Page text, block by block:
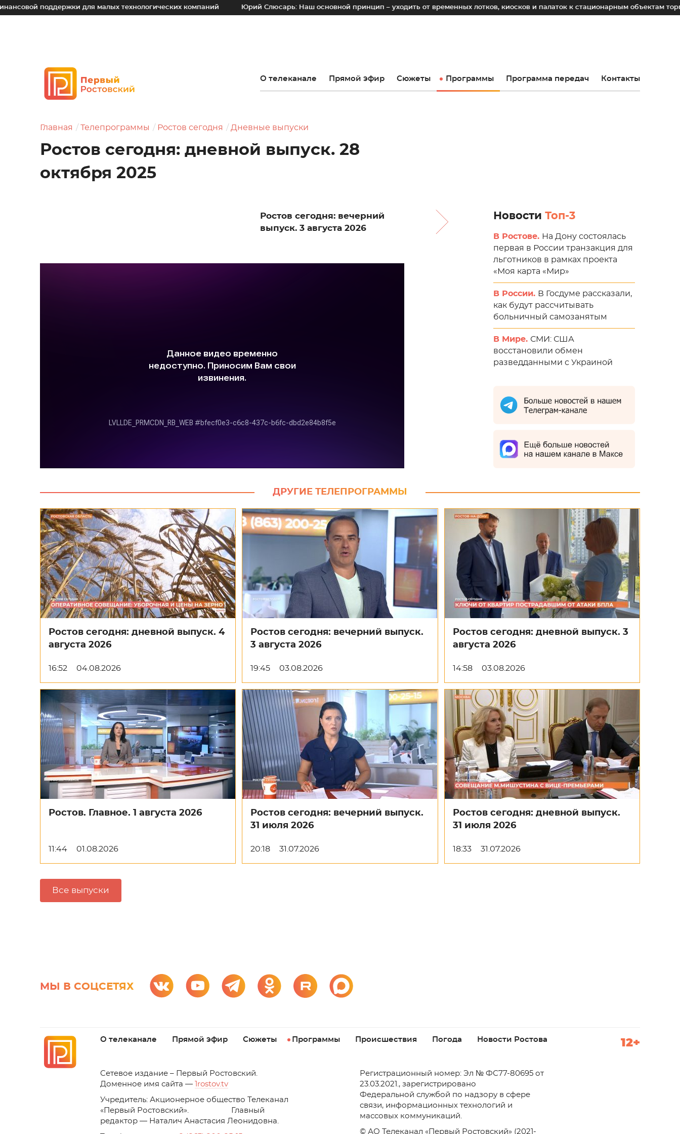
для малых технологических компаний Юрий Слюсарь: Наш основной принцип – уходить от временных лотков, киосков и палаток к стационарным объектам торговли
О телеканале Прямой эфир Сюжеты Программы Программа передач Контакты
Главная Телепрограммы Ростов сегодня Дневные выпуски
Ростов сегодня: дневной выпуск. 28
октября 2025
Ростов сегодня: вечерний
выпуск. 3 августа 2026
Новости Топ-3
В Ростове. На Дону состоялась
первая в России транзакция для
льготников в рамках проекта
«Моя карта «Мир»
В России. В Госдуме рассказали,
как будут рассчитывать
больничный самозанятым
В Мире. СМИ: США
восстановили обмен
разведданными с Украиной
ДРУГИЕ ТЕЛЕПРОГРАММЫ
Ростов сегодня: дневной выпуск. 4
августа 2026
16:52 04.08.2026
Ростов сегодня: вечерний выпуск.
3 августа 2026
19:45 03.08.2026
Ростов сегодня: дневной выпуск. 3
августа 2026
14:58 03.08.2026
Ростов. Главное. 1 августа 2026
11:44 01.08.2026
Ростов сегодня: вечерний выпуск.
31 июля 2026
20:18 31.07.2026
Ростов сегодня: дневной выпуск.
31 июля 2026
18:33 31.07.2026
Все выпуски
МЫ В СОЦСЕТЯХ
О телеканале Прямой эфир Сюжеты Программы Происшествия Погода Новости Ростова 12+
Cетевое издание – Первый Ростовский.
Доменное имя сайта —
1rostov.tv
Учредитель: Акционерное общество Телеканал
«Первый Ростовский». Главный
редактор — Наталич Анастасия Леонидовна.
Регистрационный номер: Эл № ФС77-80695 от
23.03.2021., зарегистрировано
Федеральной службой по надзору в сфере
связи, информационных технологий и
массовых коммуникаций.
© АО Телеканал «Первый Ростовский» (2021-